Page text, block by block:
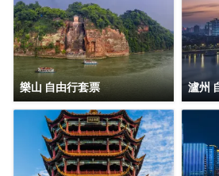
樂山 自由行套票 瀘州